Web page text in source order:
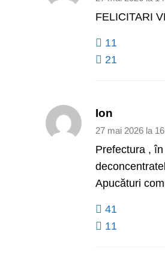
FELICITARI
11
21
Ion
27 mai 2026 la
Prefectura ,
Apucături
41
11